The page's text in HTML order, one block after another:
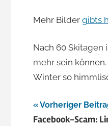
Mehr Bilder gibts
Nach 60 Skitagen
mehr sein
Winter so
Vorheriger
Facebook-Scam: